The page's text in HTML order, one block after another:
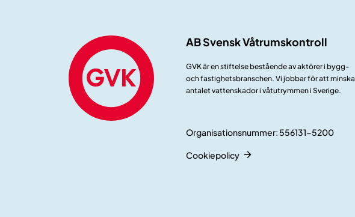
AB Svensk Våtrumskontroll
GVK är en stiftelse bestående av aktörer i bygg-
och fastighetsbranschen. Vi jobbar för att minska
antalet vattenskador i våtutrymmen i Sverige.
Organisationsnummer: 556131-5200
Cookiepolicy